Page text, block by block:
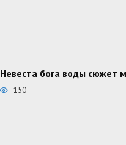
Невеста бога воды сюжет
150